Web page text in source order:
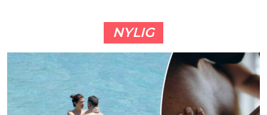
NYLIG